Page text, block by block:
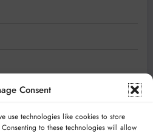
Consent
use technologies like cookies to store
to these technologies will allow